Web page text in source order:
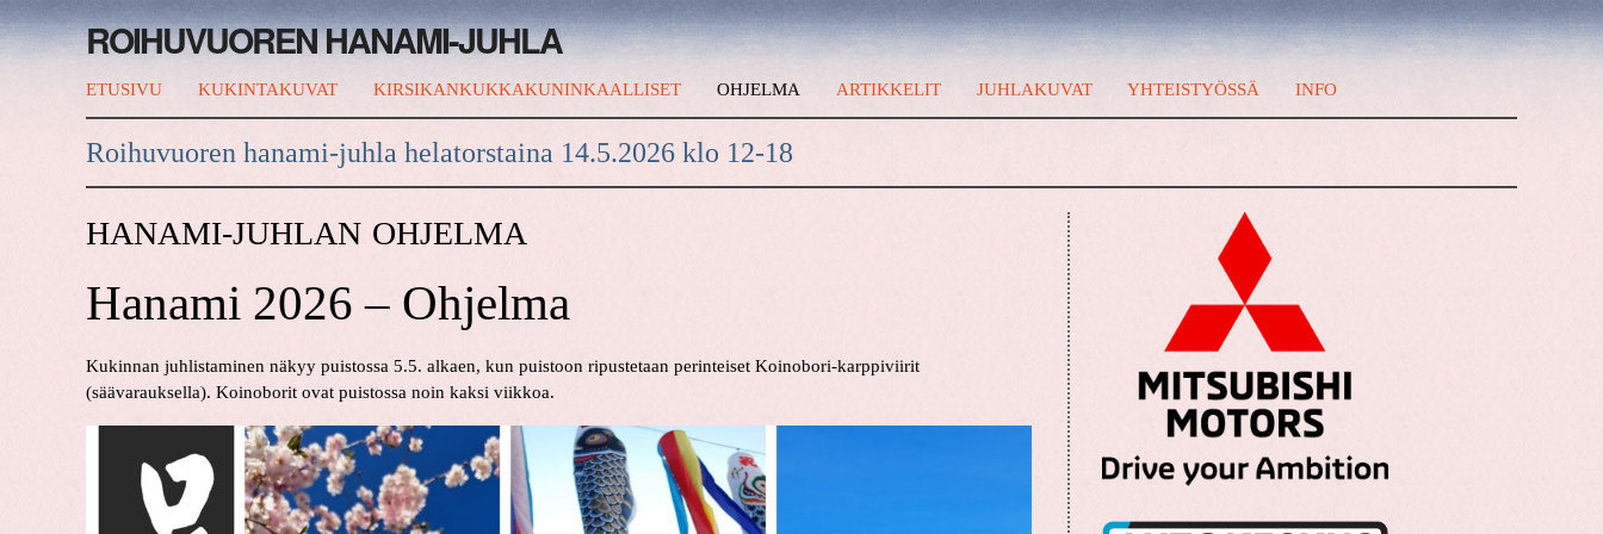
ROIHUVUOREN HANAMI-JUHLA
ETUSIVU KUKINTAKUVAT KIRSIKANKUKKAKUNINKAALLISET OHJELMA ARTIKKELIT JUHLAKUVAT YHTEISTYÖSSÄ INFO
Roihuvuoren hanami-juhla helatorstaina 14.5.2026 klo 12-18
HANAMI-JUHLAN OHJELMA
Hanami 2026 – Ohjelma
Kukinnan juhlistaminen näkyy puistossa 5.5. alkaen, kun puistoon ripustetaan perinteiset Koinobori-karppiviirit
(säävarauksella). Koinoborit ovat puistossa noin kaksi viikkoa.